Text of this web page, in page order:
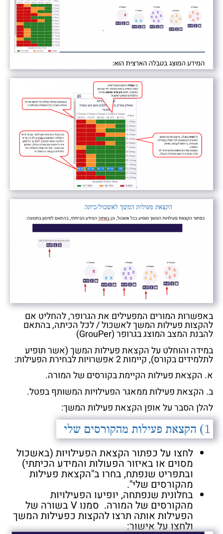
באפשרות המורים המפעילים את הגרופר, להחליט אם
להקצות פעילות המשך לאשכול / לכל הכיתה, בהתאם
להבנת המצב המוצג בגרופר (GrouPer)
במידה והוחלט על הקצאת פעילות המשך (אשר תופיע
לתלמידים בקורס), קיימות 2 אפשרויות לבחירת הפעילות:
א. הקצאת פעילות הקיימת בקורסים של המורה.
ב. הקצאת פעילות ממאגר הפעילויות המשותף בפטל.
להלן הסבר על אופן הקצאת פעילות המשך:
לחצו על כפתור הקצאת הפעילויות (באשכול
מסוים או באיזור הפעולות והמידע הכיתתי)
ובתפריט שנפתח, בחרו ב"הקצאת פעילות
מהקורסים שלי".
בחלונית שנפתחה, יופיעו הפעילויות
מהקורסים של המורה. סמנו V בשורה של
הפעילות אותה תרצו להקצות כפעילות המשך
ולחצו על אישור: